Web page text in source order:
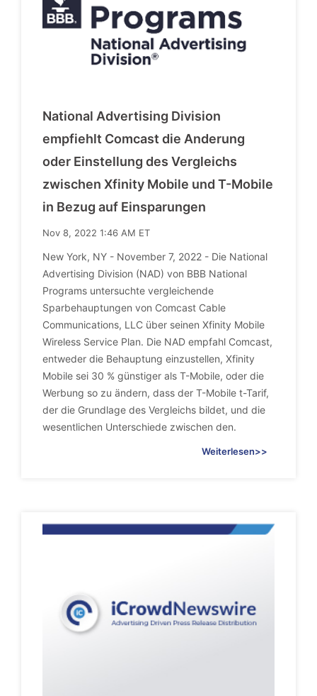
National Advertising Division
empfiehlt Comcast die Anderung
oder Einstellung des Vergleichs
zwischen Xfinity Mobile und T-Mobile
in Bezug auf Einsparungen
Nov 8, 2022 1:46 AM ET
New York, NY - November 7, 2022 - Die National
Advertising Division (NAD) von BBB National
Programs untersuchte vergleichende
Sparbehauptungen von Comcast Cable
Communications, LLC über seinen Xfinity Mobile
Wireless Service Plan. Die NAD empfahl Comcast,
entweder die Behauptung einzustellen, Xfinity
Mobile sei 30 % günstiger als T-Mobile, oder die
Werbung so zu ändern, dass der T-Mobile t-Tarif,
der die Grundlage des Vergleichs bildet, und die
wesentlichen Unterschiede zwischen den.
Weiterlesen>>